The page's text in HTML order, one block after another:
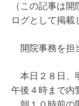
（この記事は
ログとして掲
開院事務を担
本日２８日、
午後４時まで内